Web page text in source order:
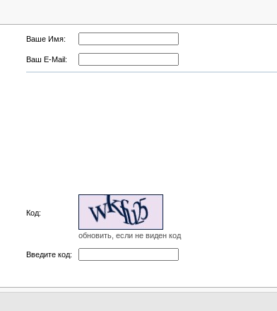
Ваше Имя:
Ваш E-Mail:
Код:
обновить, если не виден код
Введите код: